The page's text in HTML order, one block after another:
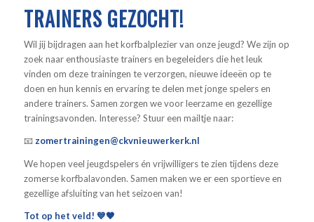
TRAINERS GEZOCHT!
Wil jij bijdragen aan het korfbalplezier van onze jeugd? We zijn op
zoek naar enthousiaste trainers en begeleiders die het leuk
vinden om deze trainingen te verzorgen, nieuwe ideeën op te
doen en hun kennis en ervaring te delen met jonge spelers en
andere trainers. Samen zorgen we voor leerzame en gezellige
trainingsavonden. Interesse? Stuur een mailtje naar:
📧zomertrainingen@ckvnieuwerkerk.nl
We hopen veel jeugdspelers én vrijwilligers te zien tijdens deze
zomerse korfbalavonden. Samen maken we er een sportieve en
gezellige afsluiting van het seizoen van!
Tot op het veld! 💙🖤